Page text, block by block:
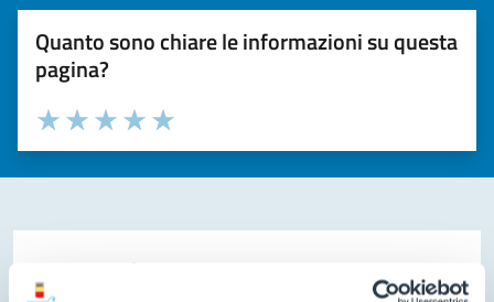
Quanto sono chiare le informazioni su questa
pagina?
Valuta la chiarezza delle informazioni (da 1 a 5 stelle)
Seleziona il numero di stelle per valutare la chiarezza delle
Valuta 5 stelle su 5
Valuta 4 stelle su 5
Valuta 3 stelle su 5
Valuta 2 stelle su 5
Valuta 1 stelle su 5